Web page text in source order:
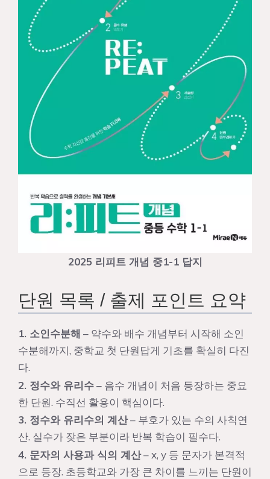
2025 리피트 개념 중1-1 답지
단원 목록 / 출제 포인트 요약
1. 소인수분해 – 약수와 배수 개념부터 시작해 소인
수분해까지, 중학교 첫 단원답게 기초를 확실히 다진
다.
2. 정수와 유리수– 음수 개념이 처음 등장하는 중요
한 단원. 수직선 활용이 핵심이다.
3. 정수와 유리수의 계산– 부호가 있는 수의 사칙연
산. 실수가 잦은 부분이라 반복 학습이 필수다.
4. 문자의 사용과 식의 계산– x, y 등 문자가 본격적
으로 등장. 초등학교와 가장 큰 차이를 느끼는 단원이